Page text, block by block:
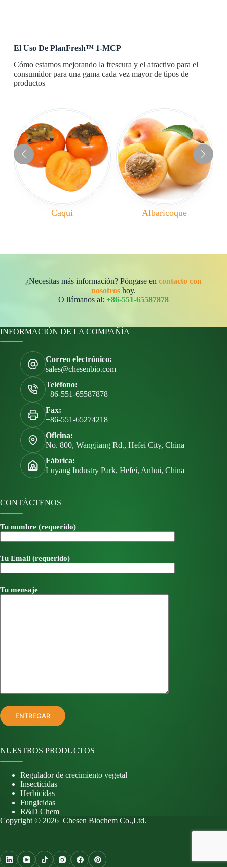
El Uso De PlanFresh™ 1-MCP
Cómo estamos mejorando la frescura y el atractivo para el
consumidor para una gama cada vez mayor de tipos de
productos
Caqui Albaricoque
¿Necesitas más información? Póngase en contacto con
nosotros hoy.
O llámanos al: +86-551-65587878
INFORMACIÓN DE LA COMPAÑÍA
Correo electrónico:
sales@chesenbio.com
Teléfono:
+86-551-65587878
Fax:
+86-551-65274218
Oficina:
No. 800, Wangjiang Rd., Hefei City, China
Fábrica:
Luyang Industry Park, Hefei, Anhui, China
CONTÁCTENOS
Tu nombre (requerido)
Tu Email (requerido)
Tu mensaje
NUESTROS PRODUCTOS
Regulador de crecimiento vegetal
Insecticidas
Herbicidas
Fungicidas
R&D Chem
Copyright © 2026 Chesen Biochem Co.,Ltd.